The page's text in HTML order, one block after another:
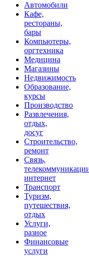
Автомобили
Кафе,
рестораны,
бары
Компьютеры,
оргтехника
Медицина
Магазины
Недвижимость
Образование,
курсы
Производство
Развлечения,
отдых,
досуг
Строительство,
ремонт
Связь,
интернет
Транспорт
Туризм,
путешествия,
отдых
Услуги,
разное
Финансовые
услуги